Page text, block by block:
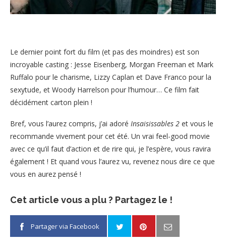
Le dernier point fort du film (et pas des moindres) est son
incroyable casting : Jesse Eisenberg, Morgan Freeman et Mark
Ruffalo pour le charisme, Lizzy Caplan et Dave Franco pour la
sexytude, et Woody Harrelson pour l’humour… Ce film fait
décidément carton plein !
Bref, vous l’aurez compris, j’ai adoré Insaisissables 2 et vous le
recommande vivement pour cet été. Un vrai feel-good movie
avec ce qu’il faut d’action et de rire qui, je l’espère, vous ravira
également ! Et quand vous l’aurez vu, revenez nous dire ce que
vous en aurez pensé !
Cet article vous a plu ? Partagez le !
Partager via Facebook